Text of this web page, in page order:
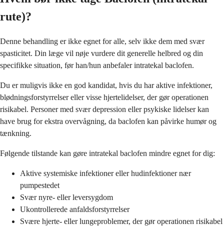
rute)?
Denne behandling er ikke egnet for alle, selv ikke dem med svær
spasticitet. Din læge vil nøje vurdere dit generelle helbred og din
specifikke situation, før han/hun anbefaler intratekal baclofen.
Du er muligvis ikke en god kandidat, hvis du har aktive infektioner,
blødningsforstyrrelser eller visse hjertelidelser, der gør operationen
risikabel. Personer med svær depression eller psykiske lidelser kan
have brug for ekstra overvågning, da baclofen kan påvirke humør og
tænkning.
Følgende tilstande kan gøre intratekal baclofen mindre egnet for dig:
Aktive systemiske infektioner eller hudinfektioner nær
pumpestedet
Svær nyre- eller leversygdom
Ukontrollerede anfaldsforstyrrelser
Svære hjerte- eller lungeproblemer, der gør operationen risikabel